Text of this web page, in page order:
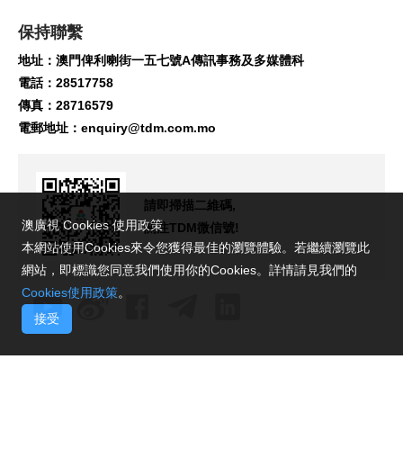
保持聯繫
地址：澳門俾利喇街一五七號A傳訊事務及多媒體科
電話：28517758
傳真：28716579
電郵地址： enquiry@tdm.com.mo
請即掃描二維碼,
關注TDM微信號!
澳廣視 Cookies 使用政策
本網站使用Cookies來令您獲得最佳的瀏覽體驗。若繼續瀏覽此
網站，即標識您同意我們使用你的Cookies。詳情請見我們的
Cookies使用政策。
接受